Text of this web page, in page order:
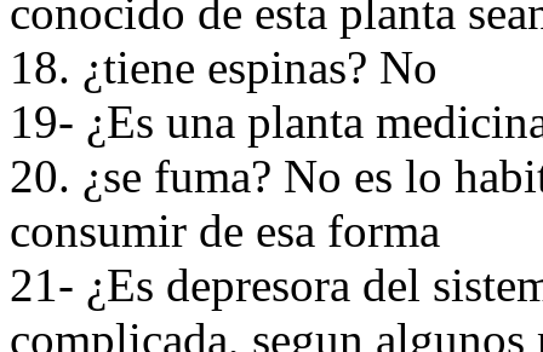
conocido de esta planta
18. ¿tiene espinas? No
19- ¿Es una planta
20. ¿se fuma? No es lo
consumir de esa forma
21- ¿Es depresora del
complicada, segun